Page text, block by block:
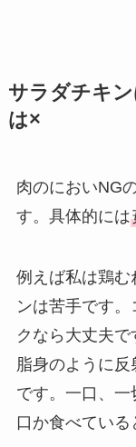
サラダチキ
は×
肉のにおいNG
す。具体的には
例えば私は鶏む
ンは苦手です
クなら大丈夫
脂身のように
です。一口、
口か食べている